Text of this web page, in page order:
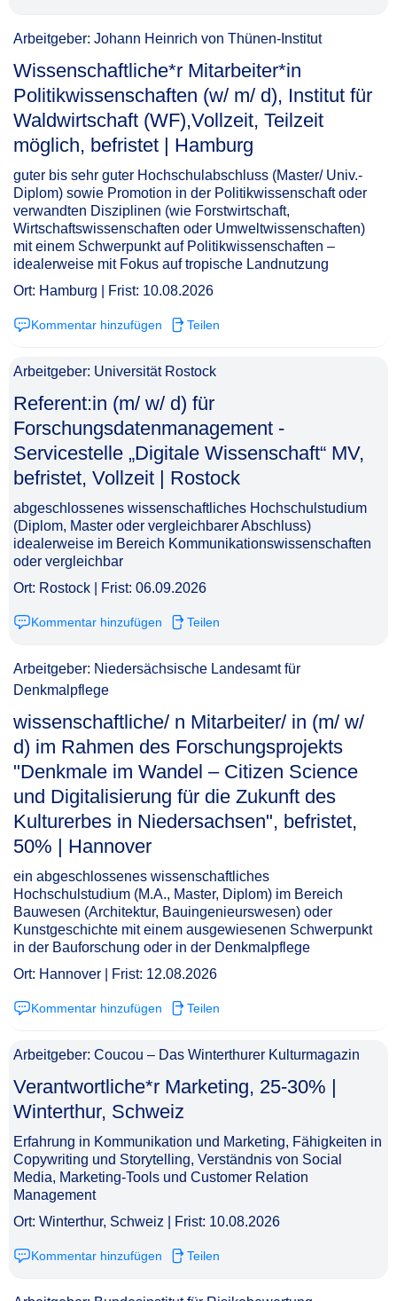
Arbeitgeber: Johann Heinrich von Thünen-Institut
Wissenschaftliche*r Mitarbeiter*in
Politikwissenschaften (w/ m/ d), Institut für
Waldwirtschaft (WF),Vollzeit, Teilzeit
möglich, befristet | Hamburg​‌‌‌‌​‌​‌‌‌‌‌​‌‌​​‌
guter bis sehr guter Hochschulabschluss (Master/ Univ.-
Diplom) sowie Promotion in der Politikwissenschaft oder
verwandten Disziplinen (wie Forstwirtschaft,
Wirtschaftswissenschaften oder Umweltwissenschaften)
mit einem Schwerpunkt auf Politikwissenschaften –
idealerweise mit Fokus auf tropische Landnutzung
Ort: Hamburg | Frist: 10.08.2026
Kommentar hinzufügen Teilen
Arbeitgeber: Universität Rostock
Referent:in (m/ w/ d) für
Forschungsdatenmanagement -
Servicestelle „Digitale Wissenschaft“ MV,
befristet, Vollzeit | Rostock​‌‌‌‌​‌​‌‌‌‌‌​‌‌​​​
abgeschlossenes wissenschaftliches Hochschulstudium
(Diplom, Master oder vergleichbarer Abschluss)
idealerweise im Bereich Kommunikationswissenschaften
oder vergleichbar
Ort: Rostock | Frist: 06.09.2026
Kommentar hinzufügen Teilen
Arbeitgeber: Niedersächsische Landesamt für
Denkmalpflege
wissenschaftliche/ n Mitarbeiter/ in (m/ w/
d) im Rahmen des Forschungsprojekts
"Denkmale im Wandel – Citizen Science
und Digitalisierung für die Zukunft des
Kulturerbes in Niedersachsen", befristet,
50% | Hannover​‌‌‌‌​‌​‌‌‌‌‌​‌​‌‌‌
ein abgeschlossenes wissenschaftliches
Hochschulstudium (M.A., Master, Diplom) im Bereich
Bauwesen (Architektur, Bauingenieurswesen) oder
Kunstgeschichte mit einem ausgewiesenen Schwerpunkt
in der Bauforschung oder in der Denkmalpflege
Ort: Hannover | Frist: 12.08.2026
Kommentar hinzufügen Teilen
Arbeitgeber: Coucou – Das Winterthurer Kulturmagazin
Verantwortliche*r Marketing, 25-30% |
Winterthur, Schweiz​‌‌‌‌​‌​‌‌‌‌‌​‌​‌‌​
Erfahrung in Kommunikation und Marketing, Fähigkeiten in
Copywriting und Storytelling, Verständnis von Social
Media, Marketing-Tools und Customer Relation
Management
Ort: Winterthur, Schweiz | Frist: 10.08.2026
Kommentar hinzufügen Teilen